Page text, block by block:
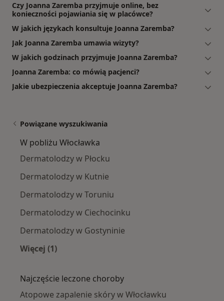
Czy Joanna Zaremba przyjmuje online, bez
konieczności pojawiania się w placówce?
W jakich językach konsultuje Joanna Zaremba?
Jak Joanna Zaremba umawia wizyty?
W jakich godzinach przyjmuje Joanna Zaremba?
Joanna Zaremba: co mówią pacjenci?
Jakie ubezpieczenia akceptuje Joanna Zaremba?
Powiązane wyszukiwania
W pobliżu Włocławka
Dermatolodzy w Płocku
Dermatolodzy w Kutnie
Dermatolodzy w Toruniu
Dermatolodzy w Ciechocinku
Dermatolodzy w Gostyninie
Więcej (1)
Najczęście leczone choroby
Atopowe zapalenie skóry w Włocławku